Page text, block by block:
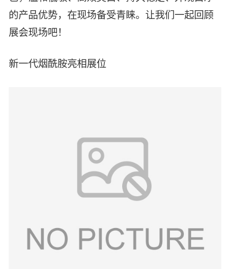
的产品优势，在现场备受青睐。让我们一起回顾
展会现场吧！
新一代烟酰胺亮相展位